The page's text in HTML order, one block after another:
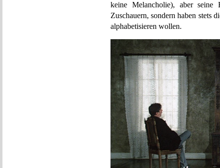
keine Melancholie), aber
Zuschauern, sondern haben stets
alphabetisieren wollen.